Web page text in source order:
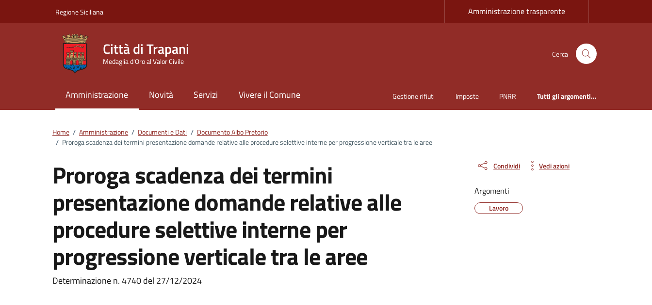
Regione Siciliana Amministrazione trasparente
Città di Trapani
Medaglia d'Oro al Valor Civile
Cerca
Amministrazione Novità Servizi Vivere il Comune Gestione rifiuti Imposte PNRR Tutti gli argomenti...
Home / Amministrazione / Documenti e Dati / Documento Albo Pretorio
/ Proroga scadenza dei termini presentazione domande relative alle procedure selettive interne per progressione verticale tra le aree
Proroga scadenza dei termini
presentazione domande relative alle
procedure selettive interne per
progressione verticale tra le aree
Dettagli del documento
Determinazione n. 4740 del 27/12/2024
Condividi Vedi azioni
Argomenti
Lavoro